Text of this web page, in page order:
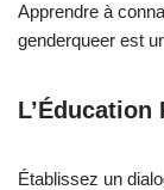
Apprendre à
genderqueer est
L’Éducation
Établissez un